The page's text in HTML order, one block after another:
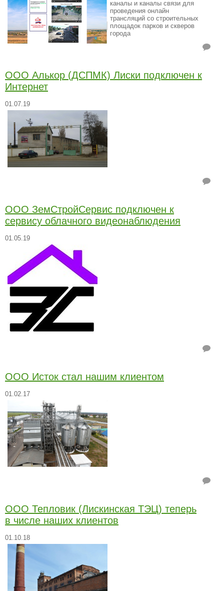
каналы и каналы связи для
проведения онлайн
трансляций со строительных
площадок парков и скверов
города
ООО Алькор (ДСПМК) Лиски подключен к
Интернет
01.07.19
ООО ЗемСтройСервис подключен к
сервису облачного видеонаблюдения
01.05.19
ООО Исток стал нашим клиентом
01.02.17
ООО Тепловик (Лискинская ТЭЦ) теперь
в числе наших клиентов
01.10.18